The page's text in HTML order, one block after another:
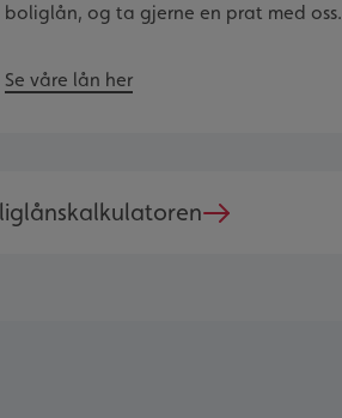
boliglån, og ta gjerne en prat med oss.
Se våre lån her